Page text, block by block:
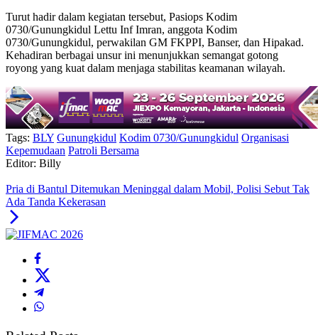
Turut hadir dalam kegiatan tersebut, Pasiops Kodim
0730/Gunungkidul Lettu Inf Imran, anggota Kodim
0730/Gunungkidul, perwakilan GM FKPPI, Banser, dan Hipakad.
Kehadiran berbagai unsur ini menunjukkan semangat gotong
royong yang kuat dalam menjaga stabilitas keamanan wilayah.
Tags: BLY Gunungkidul Kodim 0730/Gunungkidul Organisasi
Kepemudaan Patroli Bersama
Editor: Billy
Pria di Bantul Ditemukan Meninggal dalam Mobil, Polisi Sebut Tak
Ada Tanda Kekerasan